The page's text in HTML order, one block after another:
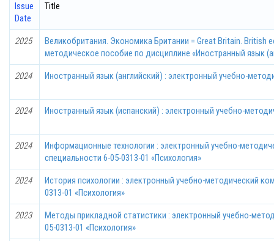
Issue
Date
Title
2025
Великобритания. Экономика Британии = Great Britain. British
методическое пособие по дисциплине «Иностранный язык
2024 Иностранный язык (английский) : электронный учебно-
2024 Иностранный язык (испанский) : электронный учебно-
2024
Информационные технологии : электронный учебно-
специальности 6-05-0313-01 «Психология»
2024
История психологии : электронный учебно-методический
0313-01 «Психология»
2023
Методы прикладной статистики : электронный учебно-
05-0313-01 «Психология»